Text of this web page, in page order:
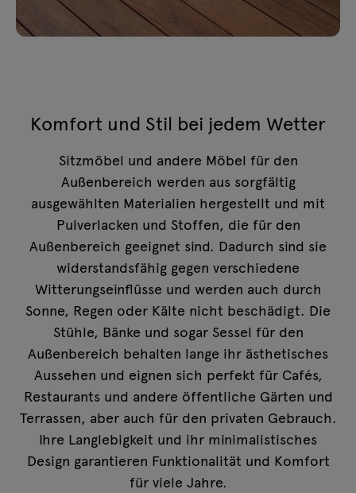
Komfort und Stil bei jedem Wetter
Sitzmöbel und andere Möbel für den
Außenbereich werden aus sorgfältig
ausgewählten Materialien hergestellt und mit
Pulverlacken und Stoffen, die für den
Außenbereich geeignet sind. Dadurch sind sie
widerstandsfähig gegen verschiedene
Witterungseinflüsse und werden auch durch
Sonne, Regen oder Kälte nicht beschädigt. Die
Stühle, Bänke und sogar Sessel für den
Außenbereich behalten lange ihr ästhetisches
Aussehen und eignen sich perfekt für Cafés,
Restaurants und andere öffentliche Gärten und
Terrassen, aber auch für den privaten Gebrauch.
Ihre Langlebigkeit und ihr minimalistisches
Design garantieren Funktionalität und Komfort
für viele Jahre.